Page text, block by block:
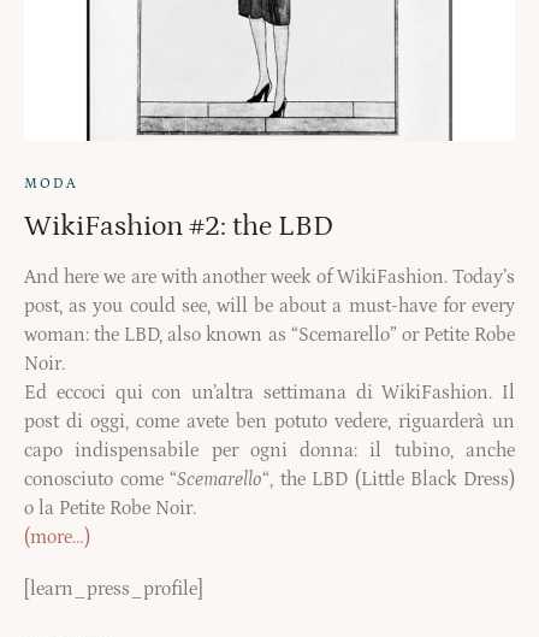
MODA
WikiFashion #2: the LBD
And here we are with another week of WikiFashion. Today’s
post, as you could see, will be about a must-have for every
woman: the LBD, also known as “Scemarello” or Petite Robe
Noir.
Ed eccoci qui con un’altra settimana di WikiFashion. Il
post di oggi, come avete ben potuto vedere, riguarderà un
capo indispensabile per ogni donna: il tubino, anche
conosciuto come “Scemarello“, the LBD (Little Black Dress)
o la Petite Robe Noir.
(more…)
[learn_press_profile]